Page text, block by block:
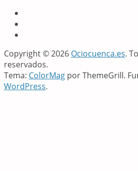
Copyright © 2026 Ociocuenca.es.
reservados.
Tema: ColorMag por ThemeGrill.
WordPress.